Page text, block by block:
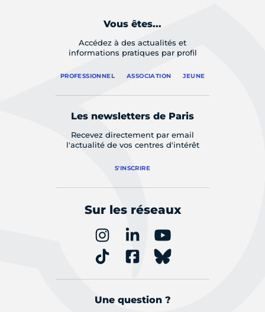
Vous êtes...
Accédez à des actualités et
informations pratiques par profil
PROFESSIONNEL ASSOCIATION JEUNE
Les newsletters de Paris
Recevez directement par email
l'actualité de vos centres d'intérêt
S'INSCRIRE
Sur les réseaux
Une question ?